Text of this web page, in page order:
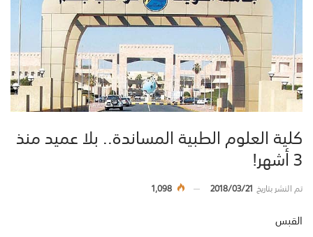
كلية العلوم الطبية المساندة.. بلا عميد منذ
3 أشهر!
تم النشر بتاريخ 2018/03/21
1,098
القبس